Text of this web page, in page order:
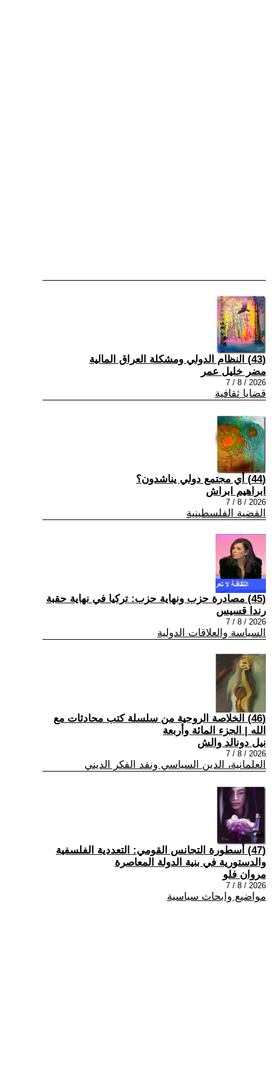
(43) النظام الدولي ومشكلة العراق المالية
مضر خليل عمر
2026 / 8 / 7
قضايا ثقافية
(44) أي مجتمع دولي يناشدون؟
ابراهيم ابراش
2026 / 8 / 7
القضية الفلسطينية
(45) مصادرة حزب ونهاية حزب: تركيا في نهاية حقبة
رندا قسيس
2026 / 8 / 7
السياسة والعلاقات الدولية
(46) الخلاصة الروحية من سلسلة كتب محادثات مع
الله | الجزء المائة وأربعة
نيل دونالد والش
2026 / 8 / 7
العلمانية، الدين السياسي ونقد الفكر الديني
(47) أسطورة التجانس القومي: التعددية الفلسفية
والدستورية في بنية الدولة المعاصرة
مروان فلو
2026 / 8 / 7
مواضيع وابحاث سياسية